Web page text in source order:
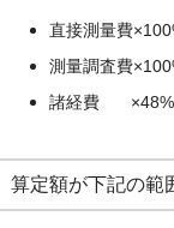
直接測量費
測量調査費
諸経費 ×48%
算定額が下記の範